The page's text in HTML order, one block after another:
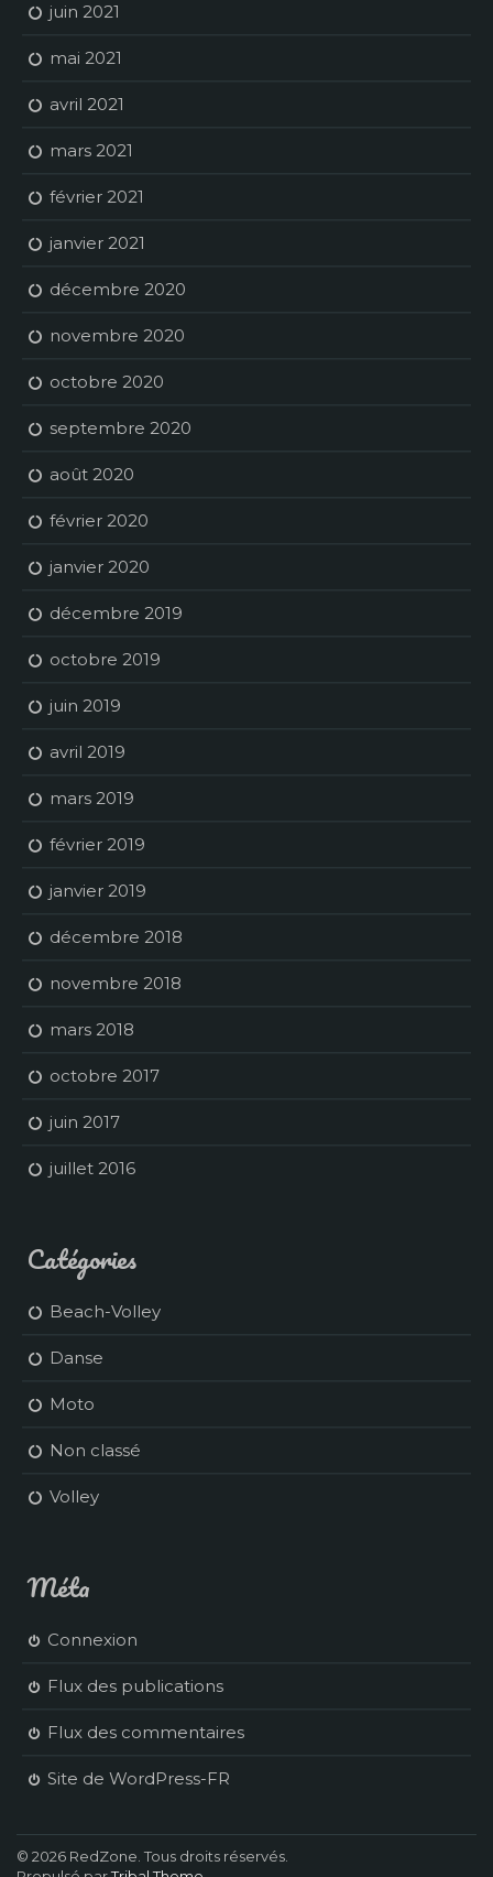
juin 2021
mai 2021
avril 2021
mars 2021
février 2021
janvier 2021
décembre 2020
novembre 2020
octobre 2020
septembre 2020
août 2020
février 2020
janvier 2020
décembre 2019
octobre 2019
juin 2019
avril 2019
mars 2019
février 2019
janvier 2019
décembre 2018
novembre 2018
mars 2018
octobre 2017
juin 2017
juillet 2016
Catégories
Beach-Volley
Danse
Moto
Non classé
Volley
Méta
Connexion
Flux des publications
Flux des commentaires
Site de WordPress-FR
© 2026 RedZone. Tous droits réservés.